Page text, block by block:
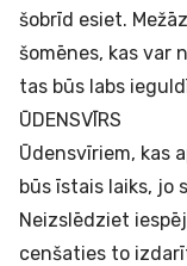
šobrīd esiet.
šomēnes, kas var
tas būs labs
ŪDENSVĪRS
Ūdensvīriem, kas
būs īstais laiks, jo
Neizslēdziet
cenšaties to